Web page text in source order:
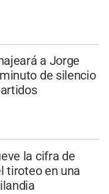
a Jorge
de silencio
la cifra de
tiroteo en una